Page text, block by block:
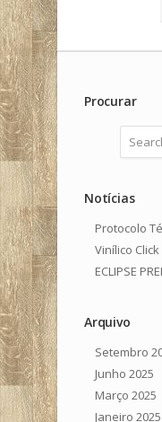
Procurar
Notícias
Protocolo
Vinílico
ECLIPSE
Arquivo
Setembro
Junho 2025
Março 2025
Janeiro 2025